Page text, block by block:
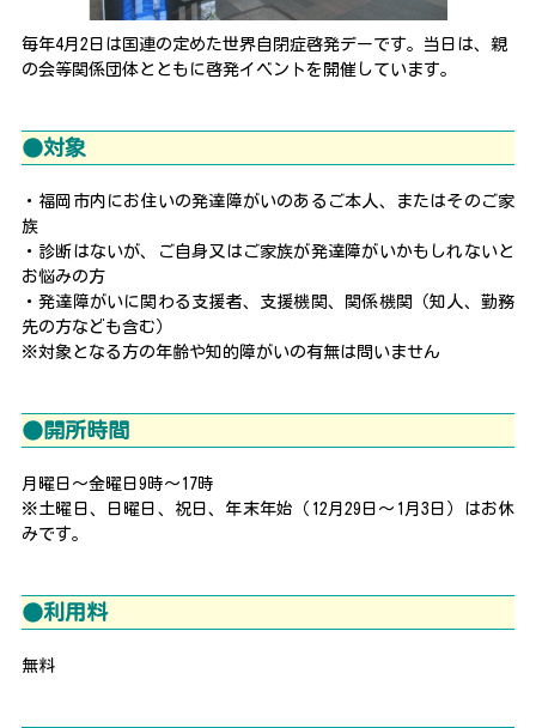
毎年4月2日は国連の定めた世界自閉症啓発デーです。当日は、親
の会等関係団体とともに啓発イベントを開催しています。
●対象
・福岡市内にお住いの発達障がいのあるご本人、またはそのご家
族
・診断はないが、ご自身又はご家族が発達障がいかもしれないと
お悩みの方
・発達障がいに関わる支援者、支援機関、関係機関（知人、勤務
先の方なども含む）
※対象となる方の年齢や知的障がいの有無は問いません
●開所時間
月曜日～金曜日9時～17時
※土曜日、日曜日、祝日、年末年始（12月29日～1月3日）はお休
みです。
●利用料
無料